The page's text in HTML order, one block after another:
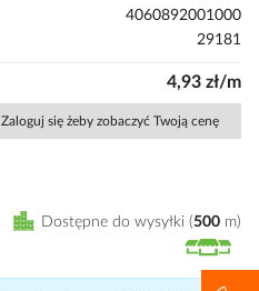
4060892001000
29181
4,93 zł/m
Zaloguj się żeby zobaczyć Twoją cenę
Dostępne do wysyłki 500 m